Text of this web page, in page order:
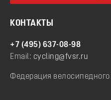
КОНТАКТЫ
+7 (495) 637-08-98
Email: cycling@fvsr.ru
Федерация